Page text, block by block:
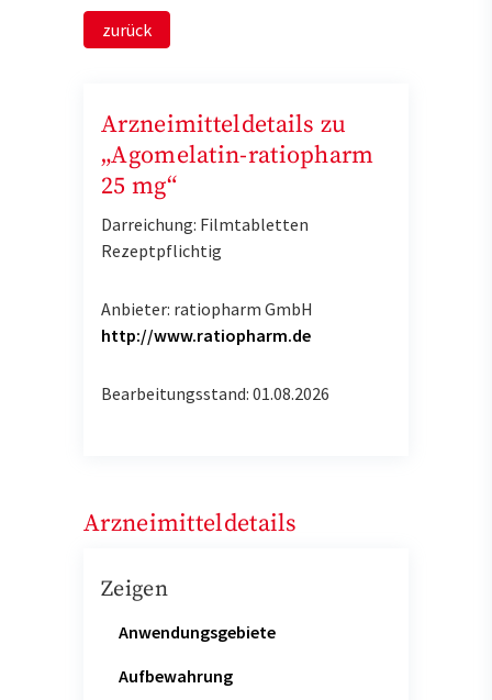
zurück
Arzneimitteldetails zu
„Agomelatin-ratiopharm
25 mg“
Darreichung: Filmtabletten
Rezeptpflichtig
Anbieter: ratiopharm GmbH
http://www.ratiopharm.de
Bearbeitungsstand: 01.08.2026
Arzneimitteldetails
Zeigen
Anwendungsgebiete
Aufbewahrung